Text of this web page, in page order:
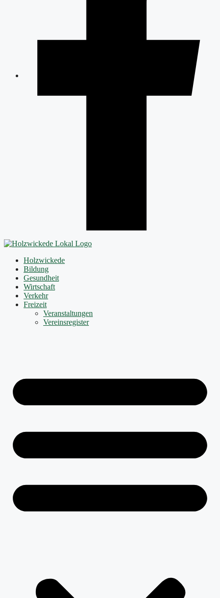
Holzwickede
Bildung
Gesundheit
Wirtschaft
Verkehr
Freizeit
Veranstaltungen
Vereinsregister